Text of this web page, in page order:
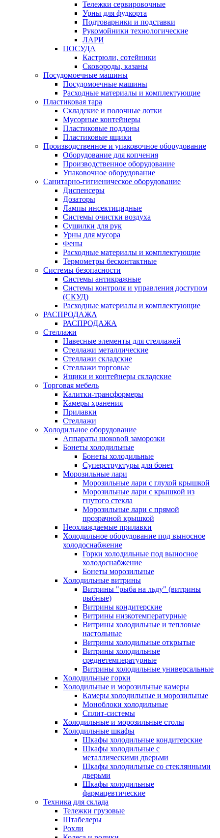
Тележки сервировочные
Урны для фудкорта
Подтоварники и подставки
Рукомойники технологические
ЛАРИ
ПОСУДА
Кастрюли, сотейники
Сковороды, казаны
Посудомоечные машины
Посудомоечные машины
Расходные материалы и комплектующие
Пластиковая тара
Складские и полочные лотки
Мусорные контейнеры
Пластиковые поддоны
Пластиковые ящики
Производственное и упаковочное оборудование
Оборудование для копчения
Производственное оборудование
Упаковочное оборудование
Санитарно-гигиеническое оборудование
Диспенсеры
Дозаторы
Лампы инсектицидные
Системы очистки воздуха
Сушилки для рук
Урны для мусора
Фены
Расходные материалы и комплектующие
Термометры бесконтактные
Системы безопасности
Системы антикражные
Системы контроля и управления доступом
(СКУД)
Расходные материалы и комплектующие
РАСПРОДАЖА
РАСПРОДАЖА
Стеллажи
Навесные элементы для стеллажей
Стеллажи металлические
Стеллажи складские
Стеллажи торговые
Ящики и контейнеры складские
Торговая мебель
Калитки-трансформеры
Камеры хранения
Прилавки
Стеллажи
Холодильное оборудование
Аппараты шоковой заморозки
Бонеты холодильные
Бонеты холодильные
Суперструктуры для бонет
Морозильные лари
Морозильные лари с глухой крышкой
Морозильные лари с крышкой из
гнутого стекла
Морозильные лари с прямой
прозрачной крышкой
Неохлаждаемые прилавки
Холодильное оборудование под выносное
холодоснабжение
Горки холодильные под выносное
холодоснабжение
Бонеты морозильные
Холодильные витрины
Витрины "рыба на льду" (витрины
рыбные)
Витрины кондитерские
Витрины низкотемпературные
Витрины холодильные и тепловые
настольные
Витрины холодильные открытые
Витрины холодильные
среднетемпературные
Витрины холодильные универсальные
Холодильные горки
Холодильные и морозильные камеры
Камеры холодильные и морозильные
Моноблоки холодильные
Сплит-системы
Холодильные и морозильные столы
Холодильные шкафы
Шкафы холодильные кондитерские
Шкафы холодильные с
металлическими дверьми
Шкафы холодильные со стеклянными
дверьми
Шкафы холодильные
фармацевтические
Техника для склада
Тележки грузовые
Штабелеры
Рохли